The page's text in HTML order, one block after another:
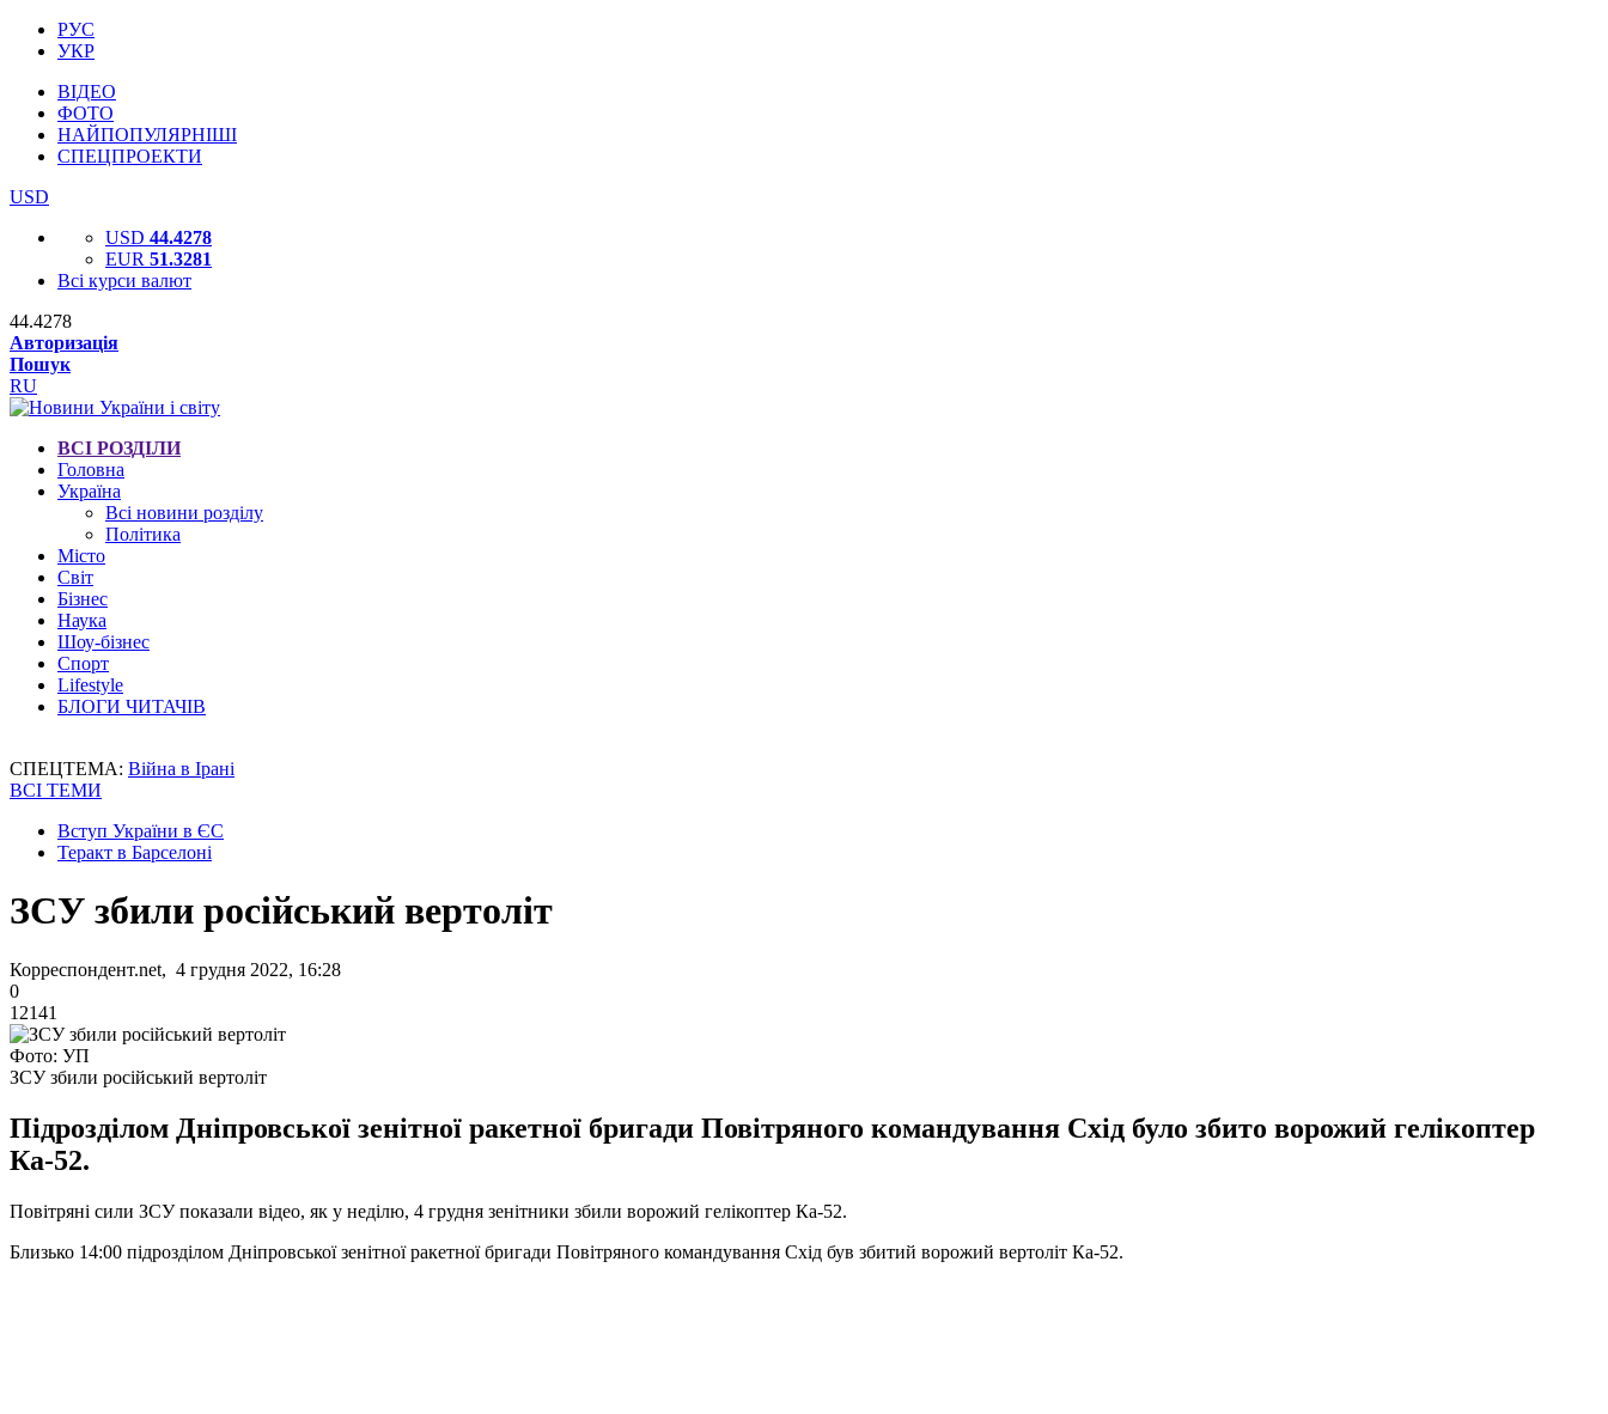
РУС
УКР
ВІДЕО
ФОТО
НАЙПОПУЛЯРНІШІ
СПЕЦПРОЕКТИ
USD
USD 44.4278
EUR 51.3281
Всі курси валют
44.4278
Авторизація
Пошук
RU
ВСІ РОЗДІЛИ
Головна
Україна
Всі новини розділу
Політика
Місто
Світ
Бізнес
Наука
Шоу-бізнес
Спорт
Lifestyle
БЛОГИ ЧИТАЧІВ
СПЕЦТЕМА: Війна в Ірані
ВСІ ТЕМИ
Вступ України в ЄС
Теракт в Барселоні
ЗСУ збили російський вертоліт
Корреспондент.net, 4 грудня 2022, 16:28
0
12141
Фото: УП
ЗСУ збили російський вертоліт
Підрозділом Дніпровської зенітної ракетної бригади Повітряного командування Схід було збито ворожий гелікоптер
Ка-52.
Повітряні сили ЗСУ показали відео, як у неділю, 4 грудня зенітники збили ворожий гелікоптер Ка-52.
Близько 14:00 підрозділом Дніпровської зенітної ракетної бригади Повітряного командування Схід був збитий ворожий вертоліт Ка-52.